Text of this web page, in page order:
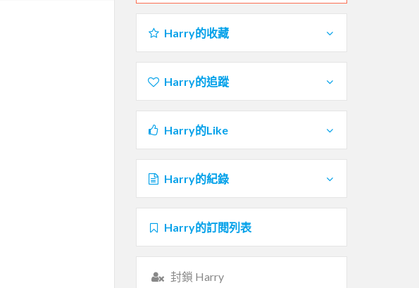
Harry的收藏
Harry的追蹤
Harry的Like
Harry的紀錄
Harry的訂閱列表
封鎖 Harry